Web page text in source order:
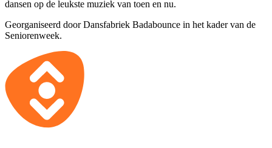
dansen op de leukste muziek van toen en nu.
Georganiseerd door Dansfabriek Badabounce in het kader van de
Seniorenweek.